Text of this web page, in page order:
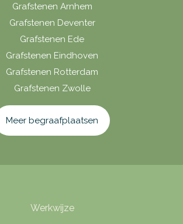
Grafstenen Arnhem
Grafstenen Deventer
Grafstenen Ede
Grafstenen Eindhoven
Grafstenen Rotterdam
Grafstenen Zwolle
Meer begraafplaatsen
Werkwijze